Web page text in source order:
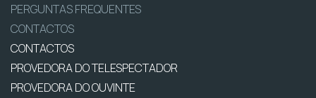
PERGUNTAS FREQUENTES
CONTACTOS
CONTACTOS
PROVEDORA DO TELESPECTADOR
PROVEDORA DO OUVINTE